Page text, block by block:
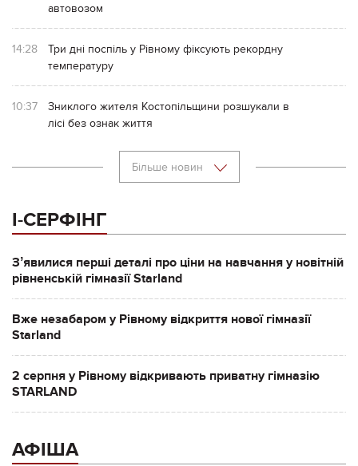
автовозом
14:28
Три дні поспіль у Рівному фіксують рекордну
температуру
10:37
Зниклого жителя Костопільщини розшукали в
лісі без ознак життя
Більше новин
І-СЕРФІНГ
Зʼявилися перші деталі про ціни на навчання у новітній
рівненській гімназії Starland
Вже незабаром у Рівному відкриття нової гімназії
Starland
2 серпня у Рівному відкривають приватну гімназію
STARLAND
АФІША